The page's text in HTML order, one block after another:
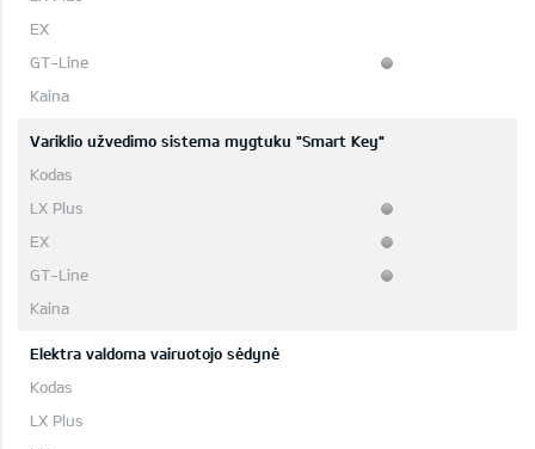
Variklio užvedimo sistema mygtuku "Smart Key"
Elektra valdoma vairuotojo sėdynė